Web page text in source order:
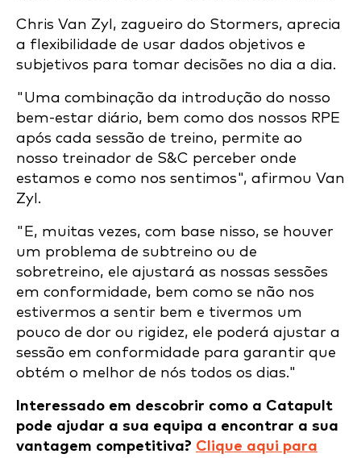
Chris Van Zyl, zagueiro do Stormers, aprecia
a flexibilidade de usar dados objetivos e
subjetivos para tomar decisões no dia a dia.
"Uma combinação da introdução do nosso
bem-estar diário, bem como dos nossos RPE
após cada sessão de treino, permite ao
nosso treinador de S&C perceber onde
estamos e como nos sentimos", afirmou Van
Zyl.
"E, muitas vezes, com base nisso, se houver
um problema de subtreino ou de
sobretreino, ele ajustará as nossas sessões
em conformidade, bem como se não nos
estivermos a sentir bem e tivermos um
pouco de dor ou rigidez, ele poderá ajustar a
sessão em conformidade para garantir que
obtém o melhor de nós todos os dias."
Interessado em descobrir como a Catapult
pode ajudar a sua equipa a encontrar a sua
vantagem competitiva? Clique aqui para